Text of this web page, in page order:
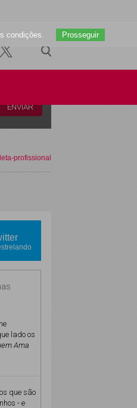
condições. Prosseguir
profissional
lado os
Ama
que são
- e